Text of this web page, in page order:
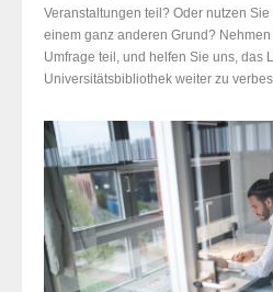
Veranstaltungen teil? Oder nutzen
einem ganz anderen Grund?
Umfrage teil, und helfen Sie uns, das
Universitätsbibliothek weiter zu